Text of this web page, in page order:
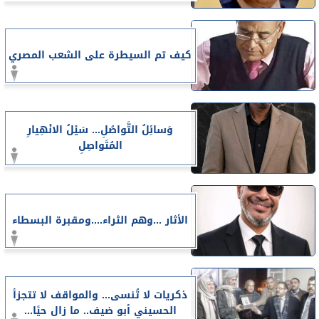
كيف تم السيطرة على الشعب المصري
وَسائِلُ التَّواصُلِ... سَيْلُ الانْهِيارِ
المُتَواصِلِ
الأثار ...وهم الثراء....ومقبرة البسطاء
ذكريات لا تُنسى... والمواقف لا تتجزأ
الحسيني أبو ضيف.. ما زال حيًا...